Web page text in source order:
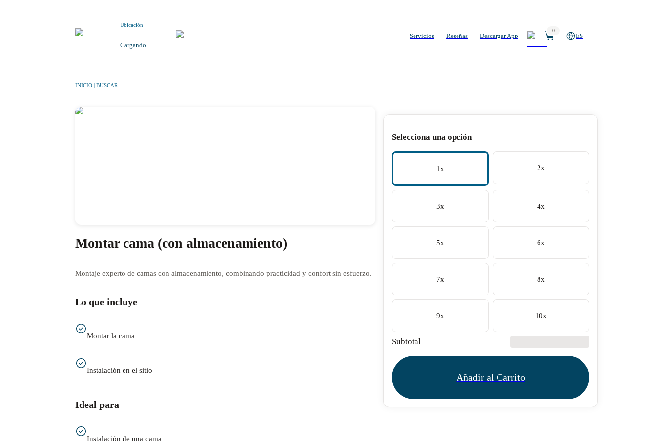
Ubicación
Cargando...
Servicios Reseñas Descargar App
0
ES
INICIO | BUSCAR
Montar cama (con almacenamiento)
Montaje experto de camas con almacenamiento, combinando practicidad y confort sin esfuerzo.
Lo que incluye
Montar la cama
Instalación en el sitio
Ideal para
Instalación de una cama
Selecciona una opción
1x 2x
3x 4x
5x 6x
7x 8x
9x 10x
Subtotal
Añadir al Carrito